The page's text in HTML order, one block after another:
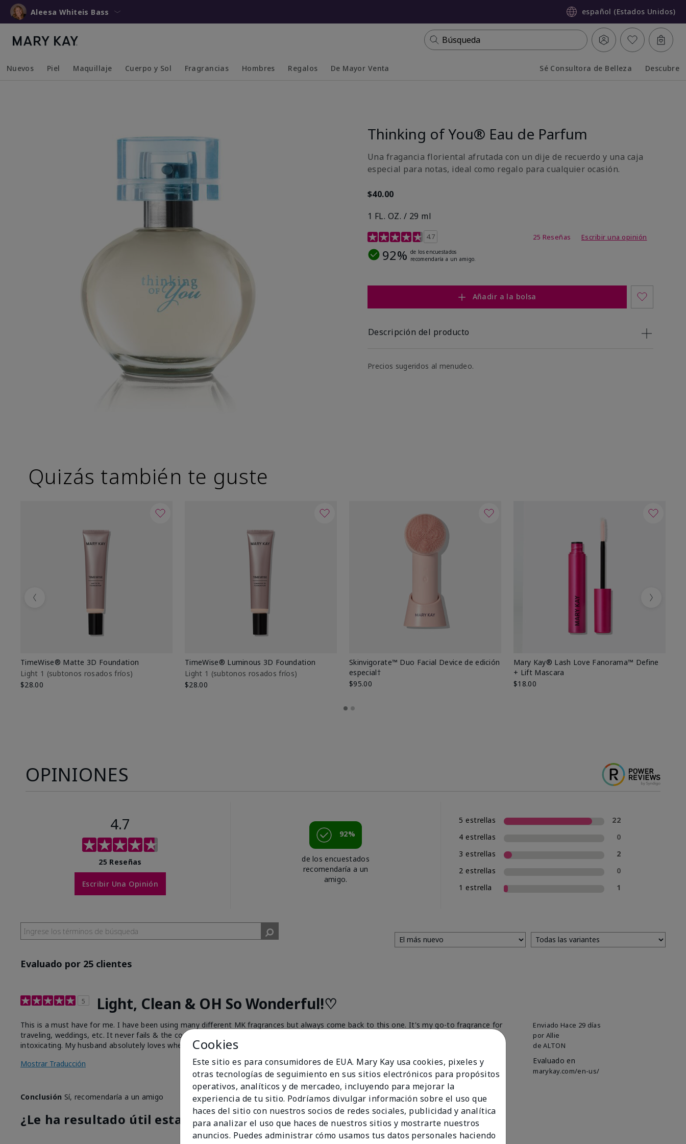
Aleesa Whiteis Bass español (Estados Unidos)
Búsqueda
Nuevos Piel Maquillaje Cuerpo y Sol Fragrancias Hombres Regalos De Mayor Venta Sé Consultora de Belleza Descubre
Thinking of You® Eau de Parfum
Una fragancia floriental afrutada con un dije de recuerdo y una caja
especial para notas, ideal como regalo para cualquier ocasión.
$40.00
1 FL. OZ. / 29 ml
Calificación de clientes de 3,8 de 5
4.7 25 Reseñas Escribir una opinión
92% de los encuestados
recomendaría a un amigo.
Añadir a la bolsa
Descripción del producto
Precios sugeridos al menudeo.
Quizás también te guste
TimeWise® Matte 3D Foundation
Light 1​ (subtonos rosados fríos)
$28.00
TimeWise® Luminous 3D Foundation
Light 1​ (subtonos rosados fríos)
$28.00
Skinvigorate™ Duo Facial Device de edición
especial†
$95.00
Mary Kay® Lash Love Fanorama™ Define
+ Lift Mascara
$18.00
Previous Next
OPINIONES
4.7
25 Reseñas
Escribir Una Opinión
92%
de los encuestados
recomendaría a un
amigo.
5 estrellas
22
4 estrellas
0
3 estrellas
2
2 estrellas
0
1 estrella
1
Evaluado por 25 clientes
5 Light, Clean & OH So Wonderful!♡
Enviado Hace 29 días
por Allie
de ALTON
Evaluado en
marykay.com/en-us/
This is a must have for me. I have been using many different MK fragrances but always come back to this one. It's my go-to fragrance for
traveling, weddings, etc. It never fails & the compliments of "You snell so good!" never stop. It's light, clean & fresh fragrance are
intoxicating. My husband absolutely loves whenever I wear this too! ❤️
Mostrar Traducción
Conclusión Sí, recomendaría a un amigo
¿Le ha resultado útil esta opinión? Marcar esta opinión
Cookies
Este sitio es para consumidores de EUA. Mary Kay usa cookies, pixeles y
otras tecnologías de seguimiento en sus sitios electrónicos para propósitos
operativos, analíticos y de mercadeo, incluyendo para mejorar la
experiencia de tu sitio. Podríamos divulgar información sobre el uso que
haces del sitio con nuestros socios de redes sociales, publicidad y analítica
para analizar el uso que haces de nuestros sitios y mostrarte nuestros
anuncios. Puedes administrar cómo usamos tus datos personales haciendo